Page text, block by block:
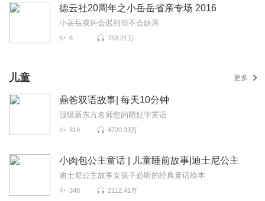
德云社20周年之小岳岳省亲专场 2016
小岳岳或许会迟到但不会缺席
6 753.21万
儿童 更多
鼎爸双语故事| 每天10分钟
顶级新东方名师您的萌娃学英语
319 4720.33万
小肉包公主童话 | 儿童睡前故事|迪士尼公主
迪士尼公主故事女孩子必听的经典童话绘本
348 2112.41万